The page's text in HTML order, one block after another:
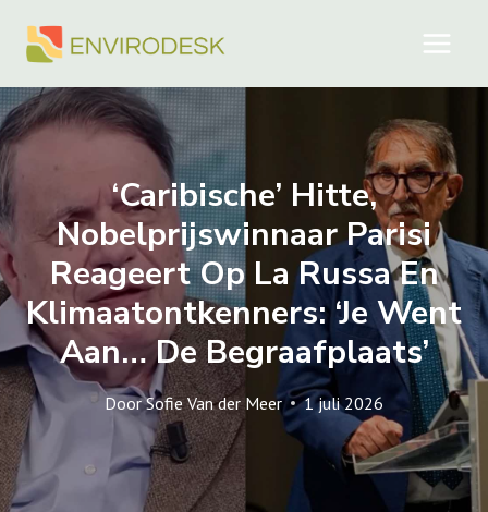
naar
‘Caribische’ Hitte,
Nobelprijswinnaar Parisi
Reageert Op La Russa En
Klimaatontkenners: ‘Je Went
Aan… De Begraafplaats’
DoorSofie Van der Meer 1 juli 2026